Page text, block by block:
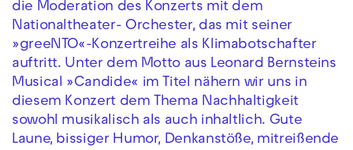
die Moderation des Konzerts mit dem
Nationaltheater- Orchester, das mit seiner
»greeNTO«-Konzertreihe als Klimabotschafter
auftritt. Unter dem Motto aus Leonard Bernsteins
Musical »Candide« im Titel nähern wir uns in
diesem Konzert dem Thema Nachhaltigkeit
sowohl musikalisch als auch inhaltlich. Gute
Laune, bissiger Humor, Denkanstöße, mitreißende